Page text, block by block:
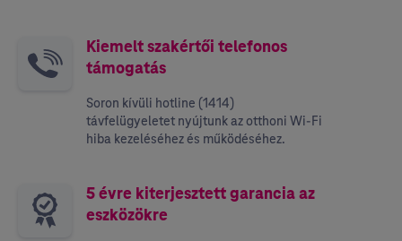
Kiemelt szakértői telefonos
támogatás
Soron kívüli hotline (1414)
távfelügyeletet nyújtunk az otthoni Wi-Fi
hiba kezeléséhez és működéséhez.
5 évre kiterjesztett garancia az
eszközökre